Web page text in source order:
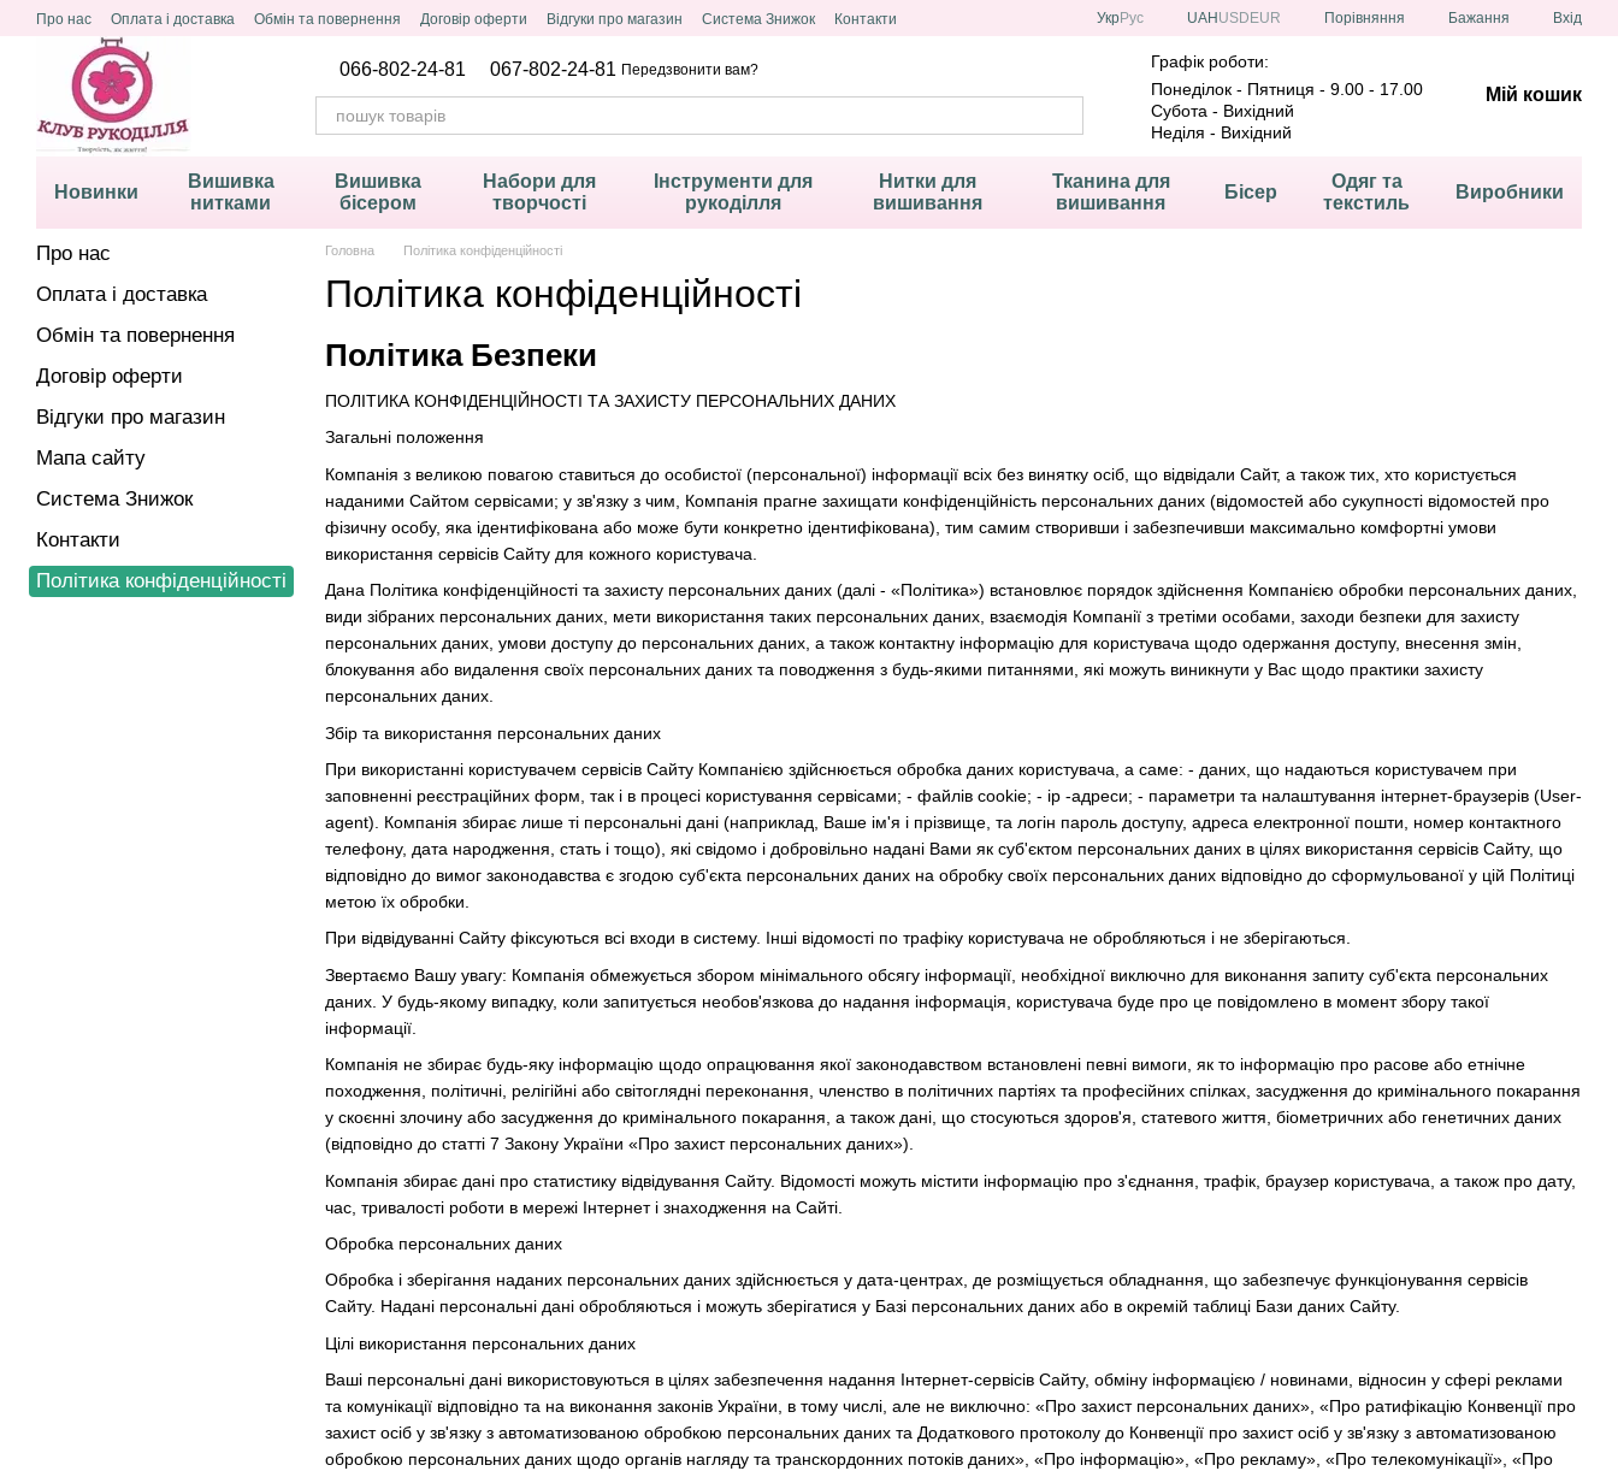
Перейти до основного контенту
Про нас Оплата і доставка Обмін та повернення Договір оферти Відгуки про магазин Система Знижок
Контакти
Політика конфіденційності
УкрРус UAH USD EUR Порівняння Бажання Вхід
066-802-24-81 067-802-24-81 Передзвонити вам?
Графік роботи:
Понеділок - Пятниця - 9.00 - 17.00
Субота - Вихідний
Неділя - Вихідний
Мій кошик
Новинки
Вишивка
нитками
Вишивка
бісером
Набори для
творчості
Інструменти для
рукоділля
Нитки для
вишивання
Тканина для
вишивання
Бісер
Одяг та
текстиль
Виробники
Головна Політика конфіденційності
Політика конфіденційності
Політика Безпеки
ПОЛІТИКА КОНФІДЕНЦІЙНОСТІ ТА ЗАХИСТУ ПЕРСОНАЛЬНИХ ДАНИХ
Загальні положення
Компанія з великою повагою ставиться до особистої (персональної) інформації всіх без винятку осіб, що відвідали Сайт, а також тих, хто користується
наданими Сайтом сервісами; у зв'язку з чим, Компанія прагне захищати конфіденційність персональних даних (відомостей або сукупності відомостей про
фізичну особу, яка ідентифікована або може бути конкретно ідентифікована), тим самим створивши і забезпечивши максимально комфортні умови
використання сервісів Сайту для кожного користувача.
Дана Політика конфіденційності та захисту персональних даних (далі - «Політика») встановлює порядок здійснення Компанією обробки персональних даних,
види зібраних персональних даних, мети використання таких персональних даних, взаємодія Компанії з третіми особами, заходи безпеки для захисту
персональних даних, умови доступу до персональних даних, а також контактну інформацію для користувача щодо одержання доступу, внесення змін,
блокування або видалення своїх персональних даних та поводження з будь-якими питаннями, які можуть виникнути у Вас щодо практики захисту
персональних даних.
Збір та використання персональних даних
При використанні користувачем сервісів Сайту Компанією здійснюється обробка даних користувача, а саме: - даних, що надаються користувачем при
заповненні реєстраційних форм, так і в процесі користування сервісами; - файлів cookie; - ір -адреси; - параметри та налаштування інтернет-браузерів (User-
agent). Компанія збирає лише ті персональні дані (наприклад, Ваше ім'я і прізвище, та логін пароль доступу, адреса електронної пошти, номер контактного
телефону, дата народження, стать і тощо), які свідомо і добровільно надані Вами як суб'єктом персональних даних в цілях використання сервісів Сайту, що
відповідно до вимог законодавства є згодою суб'єкта персональних даних на обробку своїх персональних даних відповідно до сформульованої у цій Політиці
метою їх обробки.
При відвідуванні Сайту фіксуються всі входи в систему. Інші відомості по трафіку користувача не обробляються і не зберігаються.
Звертаємо Вашу увагу: Компанія обмежується збором мінімального обсягу інформації, необхідної виключно для виконання запиту суб'єкта персональних
даних. У будь-якому випадку, коли запитується необов'язкова до надання інформація, користувача буде про це повідомлено в момент збору такої
інформації.
Компанія не збирає будь-яку інформацію щодо опрацювання якої законодавством встановлені певні вимоги, як то інформацію про расове або етнічне
походження, політичні, релігійні або світоглядні переконання, членство в політичних партіях та професійних спілках, засудження до кримінального покарання
у скоєнні злочину або засудження до кримінального покарання, а також дані, що стосуються здоров'я, статевого життя, біометричних або генетичних даних
(відповідно до статті 7 Закону України «Про захист персональних даних»).
Компанія збирає дані про статистику відвідування Сайту. Відомості можуть містити інформацію про з'єднання, трафік, браузер користувача, а також про дату,
час, тривалості роботи в мережі Інтернет і знаходження на Сайті.
Обробка персональних даних
Обробка і зберігання наданих персональних даних здійснюється у дата-центрах, де розміщується обладнання, що забезпечує функціонування сервісів
Сайту. Надані персональні дані обробляються і можуть зберігатися у Базі персональних даних або в окремій таблиці Бази даних Сайту.
Цілі використання персональних даних
Ваші персональні дані використовуються в цілях забезпечення надання Інтернет-сервісів Сайту, обміну інформацією / новинами, відносин у сфері реклами
та комунікації відповідно та на виконання законів України, в тому числі, але не виключно: «Про захист персональних даних», «Про ратифікацію Конвенції про
захист осіб у зв'язку з автоматизованою обробкою персональних даних та Додаткового протоколу до Конвенції про захист осіб у зв'язку з автоматизованою
обробкою персональних даних щодо органів нагляду та транскордонних потоків даних», «Про інформацію», «Про рекламу», «Про телекомунікації», «Про
Про нас
Оплата і доставка
Обмін та повернення
Договір оферти
Відгуки про магазин
Мапа сайту
Система Знижок
Контакти
Політика конфіденційності